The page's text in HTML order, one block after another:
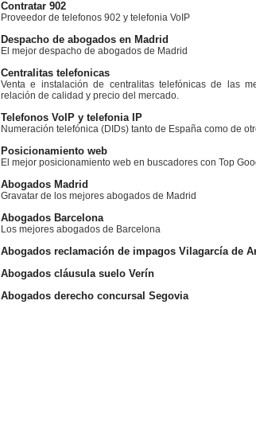
Contratar 902
Proveedor de telefonos 902 y telefonia VoIP
Despacho de abogados en Madrid
El mejor despacho de abogados de Madrid
Centralitas telefonicas
Venta e instalación de centralitas telefónicas de las
relación de calidad y precio del mercado.
Telefonos VoIP y telefonia IP
Numeración telefónica (DIDs) tanto de España como de
Posicionamiento web
El mejor posicionamiento web en buscadores con Top
Abogados Madrid
Gravatar de los mejores abogados de Madrid
Abogados Barcelona
Los mejores abogados de Barcelona
Abogados reclamación de impagos Vilagarcía de
Abogados cláusula suelo Verín
Abogados derecho concursal Segovia